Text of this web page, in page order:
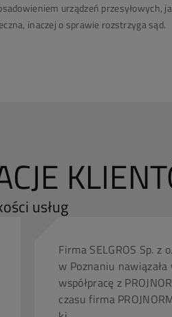
urządzeń przesyłowych,
inaczej o sprawie rozstrzyga sąd.
usług
Firma SELGROS Sp. z
w Poznaniu
współpracę z
czasu firma